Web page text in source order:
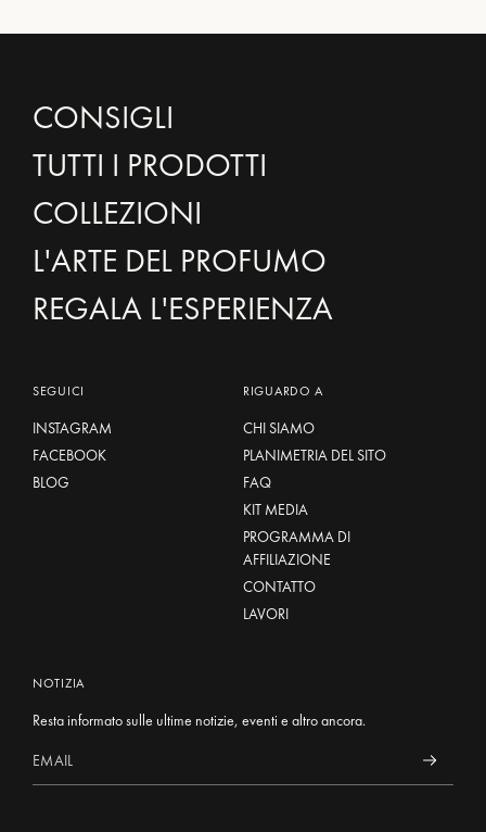
CONSIGLI
TUTTI I PRODOTTI
COLLEZIONI
L'ARTE DEL PROFUMO
REGALA L'ESPERIENZA
SEGUICI
INSTAGRAM
FACEBOOK
BLOG
RIGUARDO A
CHI SIAMO
PLANIMETRIA DEL SITO
FAQ
KIT MEDIA
PROGRAMMA DI
AFFILIAZIONE
CONTATTO
LAVORI
NOTIZIA
Resta informato sulle ultime notizie, eventi e altro ancora.